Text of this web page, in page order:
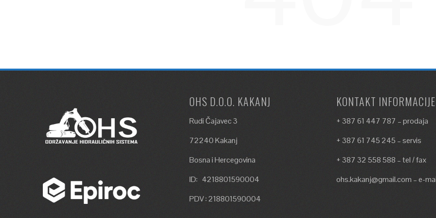
OHS D.O.O. KAKANJ
Rudi Čajavec 3
72240 Kakanj
Bosna i Hercegovina
ID: 4218801590004
PDV : 218801590004
KONTAKT INFORMACIJE
+ 387 61 447 787 – prodaja
+ 387 61 745 245 – servis
+ 387 32 558 588 – tel / fax
ohs.kakanj@gmail.com – e-